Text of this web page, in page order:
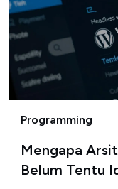
Programming
Mengapa
Belum Tentu